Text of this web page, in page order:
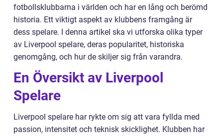
fotbollsklubbarna i världen och har en lång och berömd
historia. Ett viktigt aspekt av klubbens framgång är
dess spelare. I denna artikel ska vi utforska olika typer
av Liverpool spelare, deras popularitet, historiska
genomgång, och hur de skiljer sig från varandra.
En Översikt av Liverpool
Spelare
Liverpool spelare har rykte om sig att vara fyllda med
passion, intensitet och teknisk skicklighet. Klubben har